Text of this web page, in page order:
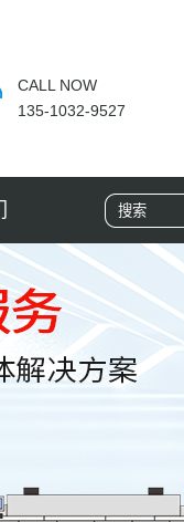
CALL NOW
135-1032-9527